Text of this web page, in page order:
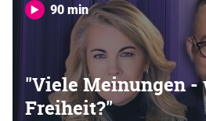
90 min
"Viele Meinungen -
Freiheit?"